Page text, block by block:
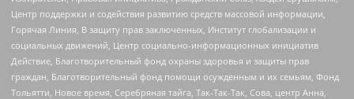
Центр поддержки и содействия развитию средств массовой информации,
Горячая Линия, В защиту прав заключенных, Институт глобализации и
социальных движений, Центр социально-информационных инициатив
Действие, Благотворительный фонд охраны здоровья и защиты прав
граждан, Благотворительный фонд помощи осужденным и их семьям, Фонд
Тольятти, Новое время, Серебряная тайга, Так-Так-Так, Сова, центр Анна,